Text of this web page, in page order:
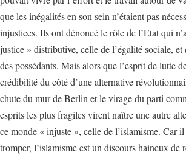
que les inégalités en son sein n’étaient pas
injustices. Ils ont dénoncé le rôle de l’Etat qui
justice » distributive, celle de l’égalité sociale,
des possédants. Mais alors que l’esprit de lutte
crédibilité du côté d’une alternative
chute du mur de Berlin et le virage du parti
esprits les plus fragiles virent naître une autre
ce monde « injuste », celle de l’islamisme. Car il
tromper, l’islamisme est un discours haineux de